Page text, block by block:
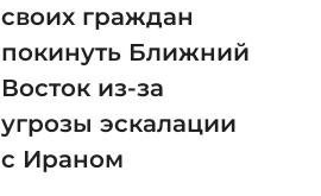
своих граждан
покинуть Ближний
Восток из-за
угрозы эскалации
с Ираном